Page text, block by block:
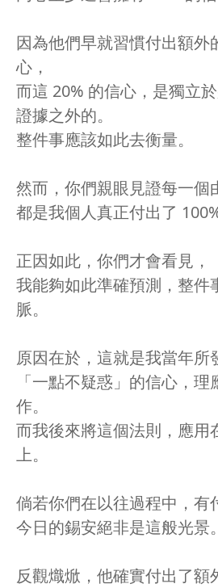
因為他們早就習慣付出額外
心，
而這 20% 的信心，是獨立
證據之外的。
整件事應該如此去衡量。
然而，你們親眼見證每一個
都是我個人真正付出了
正因如此，你們才會看見，
我能夠如此準確預測，整件
脈。
原因在於，這就是我當年所
「一點不疑惑」的信心，
作。
而我後來將這個法則，應用
上。
倘若你們在以往過程中，有
今日的錫安絕非是這般光景。
反觀熾焮，他確實付出了額